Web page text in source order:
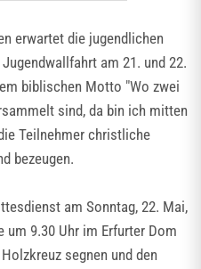
erwartet die jugendlichen
am 21. und 22.
biblischen Motto "Wo zwei
sind, da bin ich mitten
Teilnehmer christliche
bezeugen.
am Sonntag, 22. Mai,
um 9.30 Uhr im Erfurter Dom
segnen und den